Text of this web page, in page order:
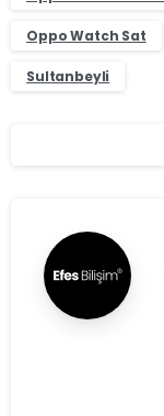
Oppo Watch Sat
Sultanbeyli